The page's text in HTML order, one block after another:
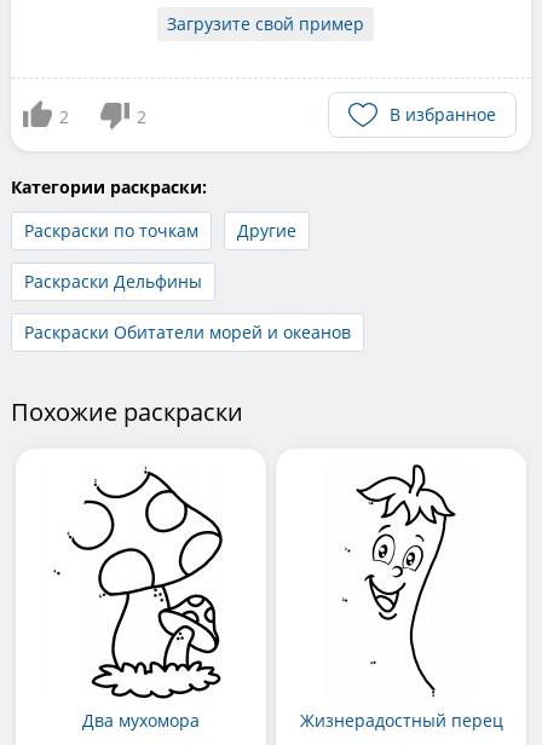
Загрузите свой пример
2 2 В избранное
Категории раскраски:
Раскраски по точкам
Другие
Раскраски Дельфины
Раскраски Обитатели морей и океанов
Похожие раскраски
Два мухомора Жизнерадостный перец